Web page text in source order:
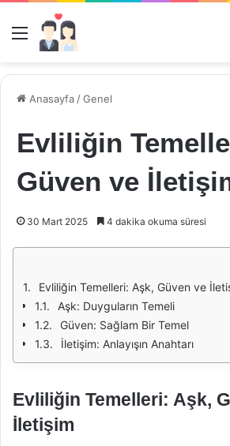
Menü
Anasayfa /Genel
Evliliğin
Güven ve
30 Mart 2025 4 dakika okuma süresi
Evliliğin Temelleri: Aşk, Güven ve
Aşk: Duyguların Temeli
Güven: Sağlam Bir Temel
İletişim: Anlayışın Anahtarı
Evliliğin Temelleri: Aşk,
İletişim